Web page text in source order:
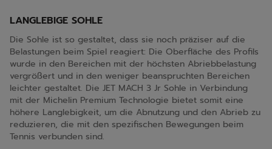
LANGLEBIGE SOHLE
Die Sohle ist so gestaltet, dass sie noch präziser auf die
Belastungen beim Spiel reagiert: Die Oberfläche des Profils
wurde in den Bereichen mit der höchsten Abriebbelastung
vergrößert und in den weniger beanspruchten Bereichen
leichter gestaltet. Die JET MACH 3 Jr Sohle in Verbindung
mit der Michelin Premium Technologie bietet somit eine
höhere Langlebigkeit, um die Abnutzung und den Abrieb zu
reduzieren, die mit den spezifischen Bewegungen beim
Tennis verbunden sind.